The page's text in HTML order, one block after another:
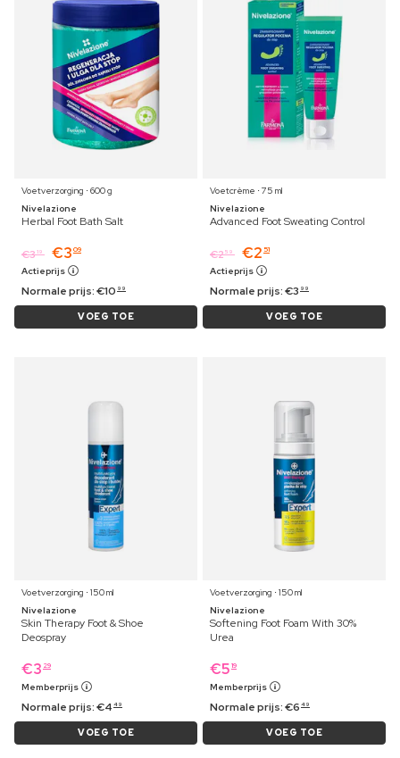
Voetverzorging ⋅ 600 g
Nivelazione
Herbal Foot Bath Salt
€319 €3 09
Actieprijs
Normale prijs:€10 99
VOEG TOE
Voetcrème ⋅ 75 ml
Nivelazione
Advanced Foot Sweating Control
€259 €2 51
Actieprijs
Normale prijs:€3 99
VOEG TOE
Voetverzorging ⋅ 150 ml
Nivelazione
Skin Therapy Foot & Shoe
Deospray
€3 29
Memberprijs
Normale prijs:€4 49
VOEG TOE
Voetverzorging ⋅ 150 ml
Nivelazione
Softening Foot Foam With 30%
Urea
€5 19
Memberprijs
Normale prijs:€6 49
VOEG TOE